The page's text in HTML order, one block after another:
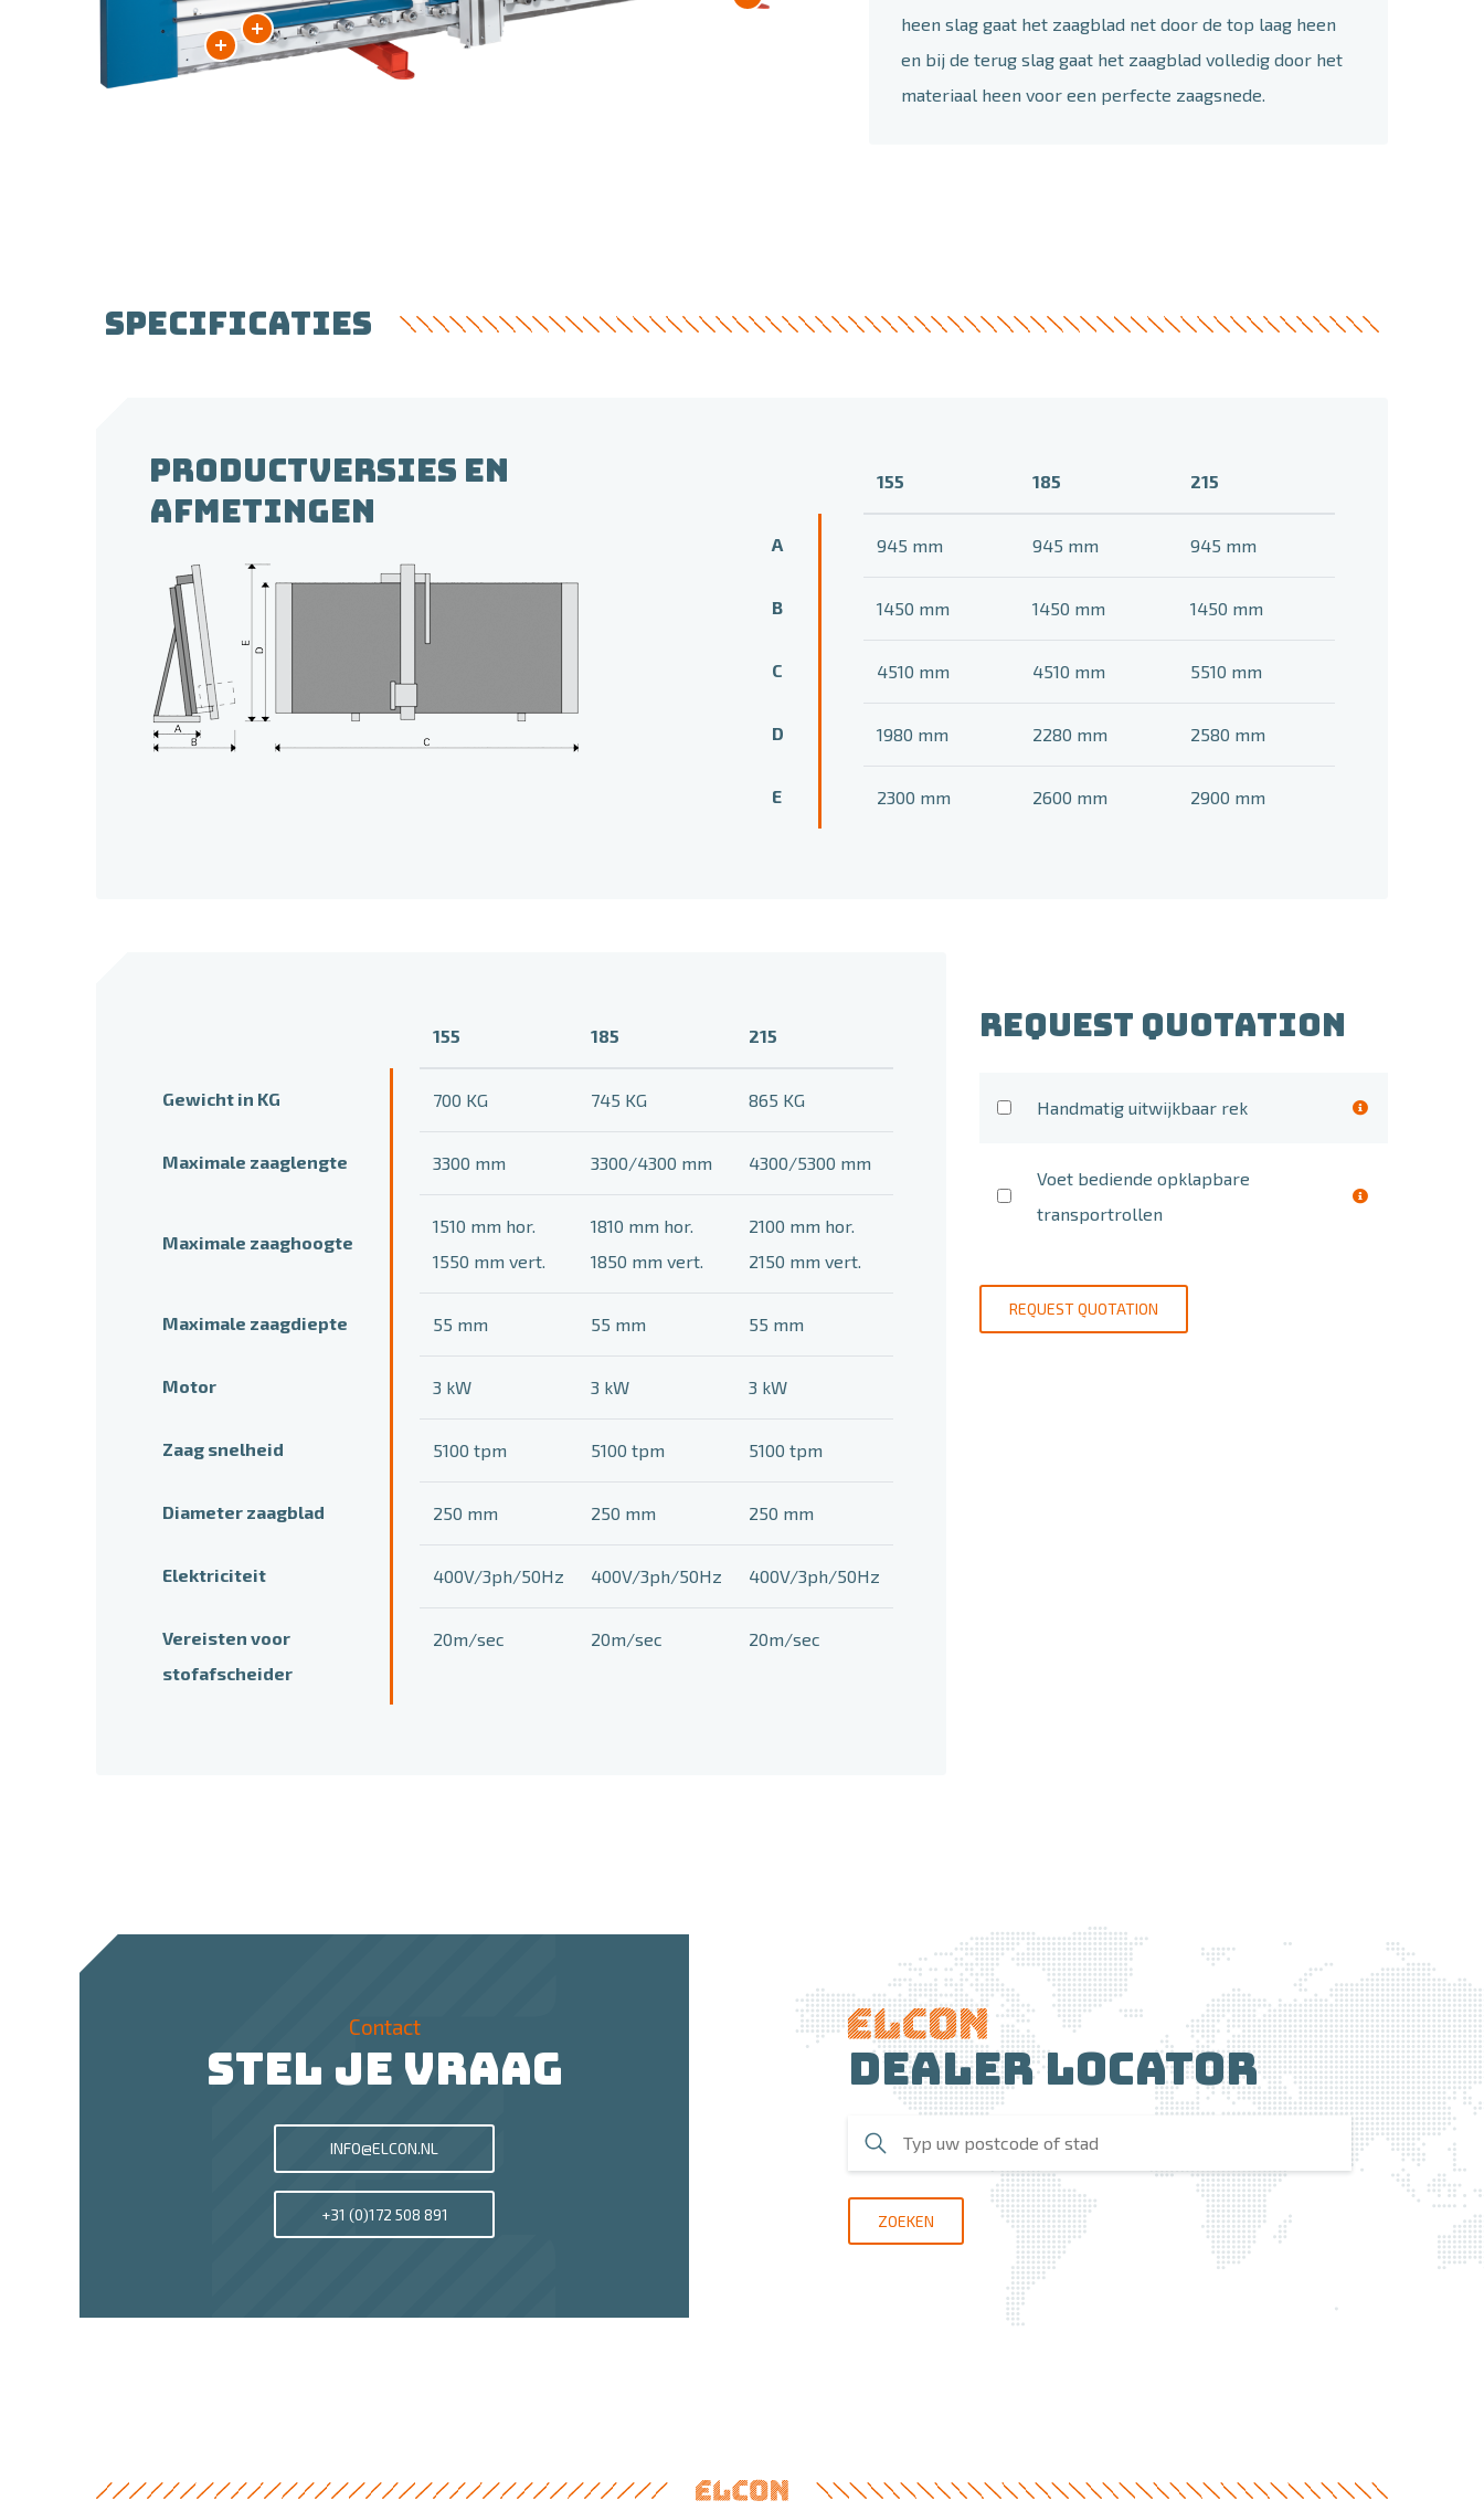
heen slag gaat het zaagblad net door de top laag heen
en bij de terug slag gaat het zaagblad volledig door het
materiaal heen voor een perfecte zaagsnede.
SPECIFICATIES
PRODUCTVERSIES EN
AFMETINGEN
155 185 215
A 945 mm 945 mm 945 mm
B 1450 mm 1450 mm 1450 mm
C 4510 mm 4510 mm 5510 mm
D 1980 mm 2280 mm 2580 mm
E 2300 mm 2600 mm 2900 mm
155 185 215
Gewicht in KG 700 KG 745 KG 865 KG
Maximale zaaglengte 3300 mm 3300/4300 mm 4300/5300 mm
Maximale zaaghoogte
1510 mm hor.
1550 mm vert.
1810 mm hor.
1850 mm vert.
2100 mm hor.
2150 mm vert.
Maximale zaagdiepte 55 mm 55 mm 55 mm
Motor 3 kW 3 kW 3 kW
Zaag snelheid 5100 tpm 5100 tpm 5100 tpm
Diameter zaagblad 250 mm 250 mm 250 mm
Elektriciteit 400V/3ph/50Hz 400V/3ph/50Hz 400V/3ph/50Hz
Vereisten voor
stofafscheider
20m/sec 20m/sec 20m/sec
REQUEST QUOTATION
Handmatig uitwijkbaar rek
Voet bediende opklapbare
transportrollen
REQUEST QUOTATION
Contact
STEL JE VRAAG
INFO@ELCON.NL
+31 (0)172 508 891
Dealer locator
ZOEKEN